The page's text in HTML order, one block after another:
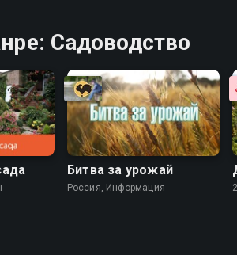
Садоводство
Битва за урожай
Россия, Информация